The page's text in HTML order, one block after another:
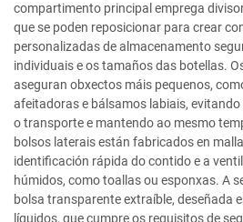
compartimento principal emprega
que se poden reposicionar para crear
personalizadas de almacenamento
individuais e os tamaños das botellas.
aseguran obxectos máis pequenos,
afeitadoras e bálsamos labiais,
o transporte e mantendo ao mesmo
bolsos laterais están fabricados en
identificación rápida do contido e a
húmidos, como toallas ou esponxas. A
bolsa transparente extraíble, deseñada
líquidos, que cumpre os requisitos de